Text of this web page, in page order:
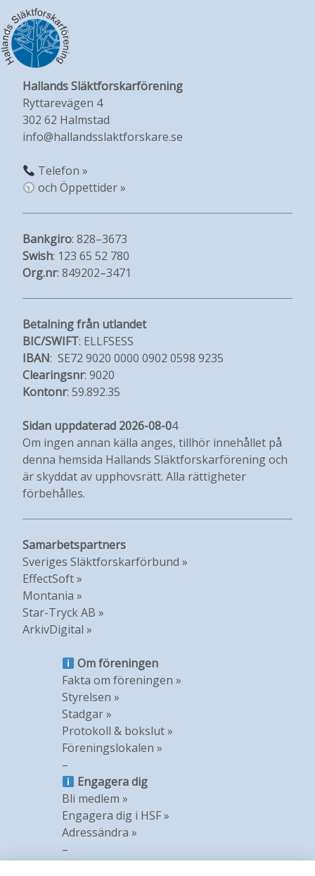
Hallands Släktforskarförening
Ryttarevägen 4
302 62 Halmstad
info@hallandsslaktforskare.se
Telefon »
och Öppettider »
Bankgiro: 828–3673
Swish: 123 65 52 780
Org.nr: 849202–3471
Betalning från utlandet
BIC/SWIFT: ELLFSESS
IBAN: SE72 9020 0000 0902 0598 9235
Clearingsnr: 9020
Kontonr: 59.892.35
Sidan uppdaterad 2026-08-04
Om ingen annan källa anges, tillhör innehållet på
denna hemsida Hallands Släktforskarförening och
är skyddat av upphovsrätt. Alla rättigheter
förbehålles.
Samarbetspartners
Sveriges Släktforskarförbund »
EffectSoft »
Montania »
Star-Tryck AB »
ArkivDigital »
Om föreningen
Fakta om föreningen »
Styrelsen »
Stadgar »
Protokoll & bokslut »
Föreningslokalen »
–
Engagera dig
Bli medlem »
Engagera dig i HSF »
Adressändra »
–